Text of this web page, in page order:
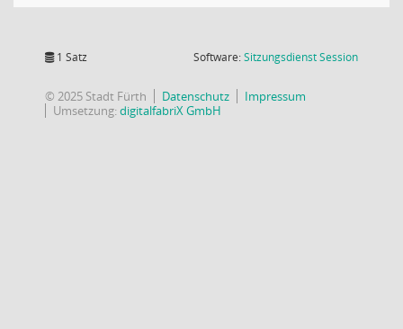
1 Satz Software:SitzungsdienstSession(Wird in
© 2025 Stadt Fürth Datenschutz
Impressum
Umsetzung:digitalfabriX GmbH